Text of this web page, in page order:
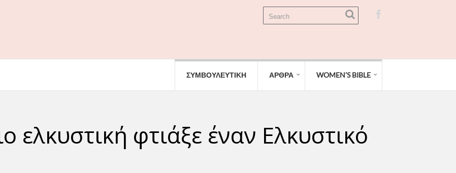
ΣΥΜΒΟΥΛΕΥΤΙΚΗ ΑΡΘΡΑ WOMEN’S BIBLE
ελκυστική φτιάξε έναν Ελκυστικό